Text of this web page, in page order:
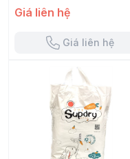
Giá liên hệ
Giá liên hệ